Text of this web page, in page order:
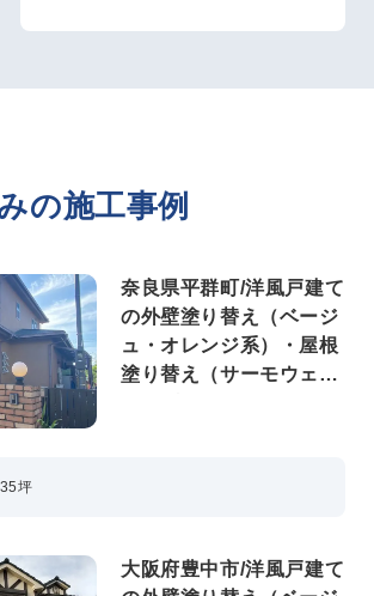
の施工事例
奈良県平群町/洋風戸建て
の外壁塗り替え（ベージ
ュ・オレンジ系）・屋根
塗り替え（サーモウェザ
坪
大阪府豊中市/洋風戸建て